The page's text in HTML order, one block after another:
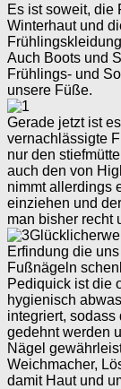
Es ist soweit, die
Winterhaut und
Auch Boots und
Frühlings- und
unsere Füße.
Gerade jetzt ist
vernachlässigte
nur den
auch den von
nimmt allerdings
einziehen und
man bisher recht
Erfindung die
Fußnägeln
Pediquick ist die
hygienisch
integriert,
gedehnt werden
Nägel
Weichmacher,
damit Haut und